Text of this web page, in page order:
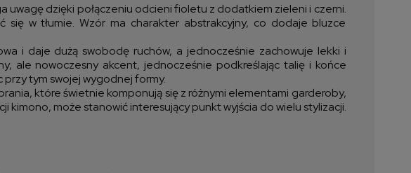
uwagę dzięki połączeniu odcieni fioletu z dodatkiem zieleni i czerni.
w tłumie. Wzór ma charakter abstrakcyjny, co dodaje bluzce
i daje dużą swobodę ruchów, a jednocześnie zachowuje lekki i
ale nowoczesny akcent, jednocześnie podkreślając talię i końce
przy tym swojej wygodnej formy.
które świetnie komponują się z różnymi elementami garderoby,
kimono, może stanowić interesujący punkt wyjścia do wielu stylizacji.